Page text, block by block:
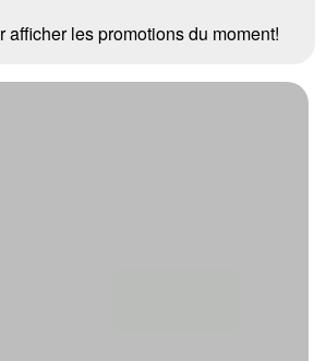
afficher les promotions du moment!